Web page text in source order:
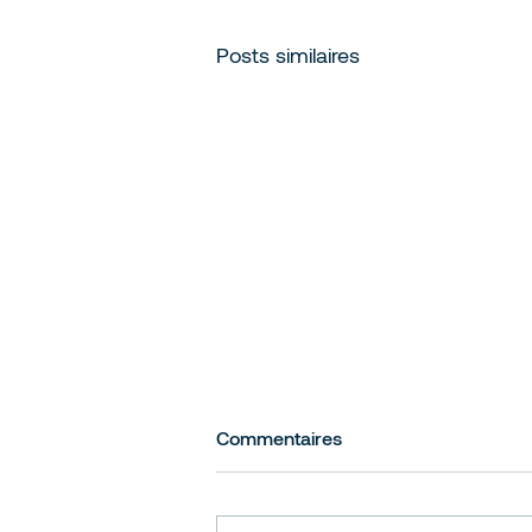
Posts similaires
Commentaires